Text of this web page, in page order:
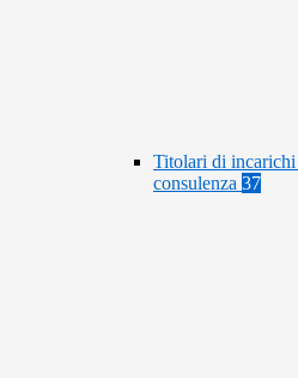
Titolari di
consulenza 37